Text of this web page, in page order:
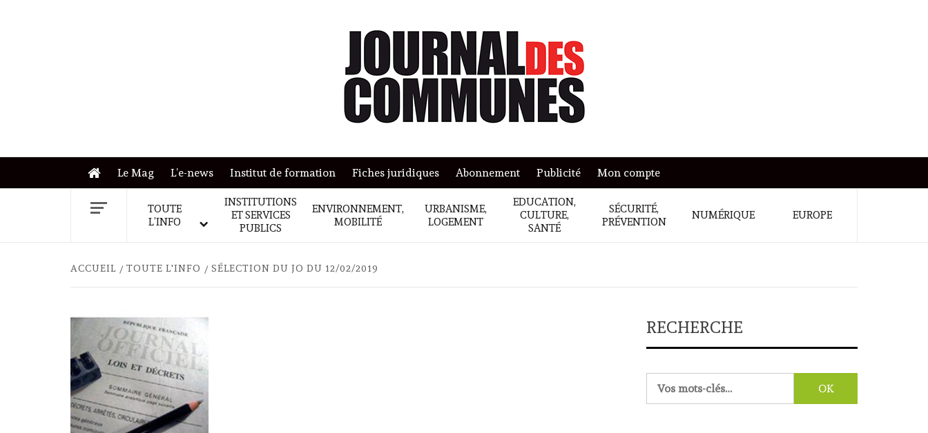
Le Mag L’e-news Institut de formation Fiches juridiques Abonnement Publicité Mon compte
TOUTE
L’INFO
INSTITUTIONS
ET SERVICES
PUBLICS
ENVIRONNEMENT,
MOBILITÉ
URBANISME,
LOGEMENT
EDUCATION,
CULTURE,
SANTÉ
SÉCURITÉ,
PRÉVENTION
NUMÉRIQUE EUROPE
ACCUEIL TOUTE L'INFO SÉLECTION DU JO DU 12/02/2019
RECHERCHE